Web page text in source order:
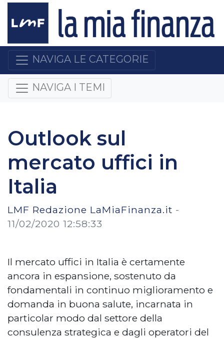
NAVIGA LE CATEGORIE
NAVIGA I TEMI
Outlook sul
mercato uffici in
Italia
LMF Redazione LaMiaFinanza.it -
11/02/2020 12:58:33
Il mercato uffici in Italia è certamente
ancora in espansione, sostenuto da
fondamentali in continuo miglioramento e
domanda in buona salute, incarnata in
particolar modo dal settore della
consulenza strategica e dagli operatori del